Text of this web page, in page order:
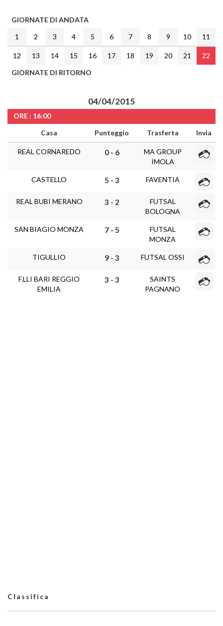
GIORNATE DI ANDATA
1
2 3 4 5 6 7 8 9 10 11
12 13 14 15 16 17 18 19 20 21
22
GIORNATE DI RITORNO
04/04/2015
ORE : 16:00
Casa
Punteggio Trasferta Invia
REAL CORNAREDO 0 - 6
MA GROUP
IMOLA
CASTELLO 5 - 3 FAVENTIA
REAL BUBI MERANO 3 - 2
FUTSAL
BOLOGNA
SAN BIAGIO MONZA 7 - 5
FUTSAL
MONZA
TIGULLIO 9 - 3 FUTSAL OSSI
F.LLI BARI REGGIO
EMILIA
3 - 3
SAINTS
PAGNANO
Classifica